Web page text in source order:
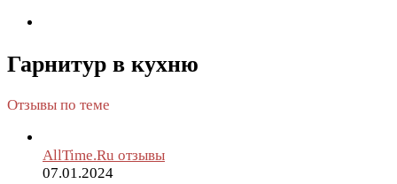
Гарнитур в кухню
Отзывы по теме
AllTime.Ru отзывы
07.01.2024